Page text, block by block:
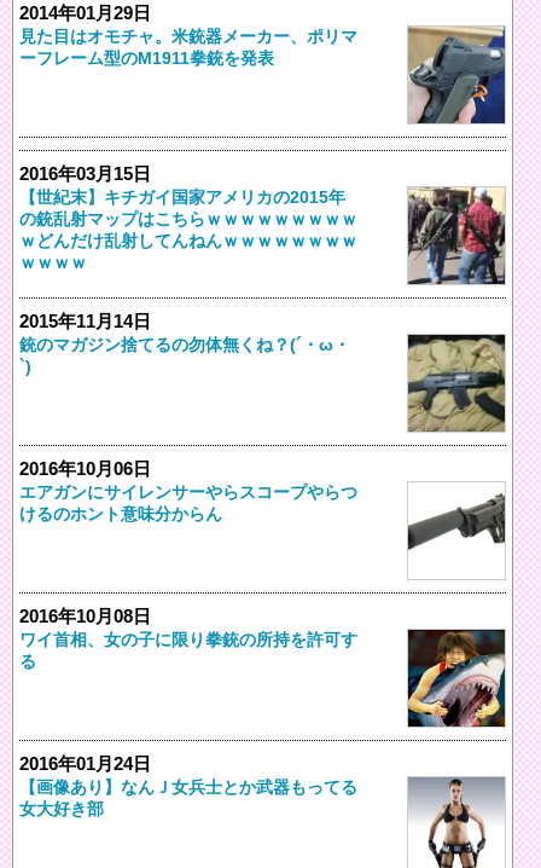
2014年01月29日
見た目はオモチャ。米銃器メーカー、ポリマ
ーフレーム型のM1911拳銃を発表
2016年03月15日
【世紀末】キチガイ国家アメリカの2015年
の銃乱射マップはこちらｗｗｗｗｗｗｗｗｗ
ｗどんだけ乱射してんねんｗｗｗｗｗｗｗｗ
ｗｗｗｗ
2015年11月14日
銃のマガジン捨てるの勿体無くね？(´・ω・
`)
2016年10月06日
エアガンにサイレンサーやらスコープやらつ
けるのホント意味分からん
2016年10月08日
ワイ首相、女の子に限り拳銃の所持を許可す
る
2016年01月24日
【画像あり】なんＪ女兵士とか武器もってる
女大好き部